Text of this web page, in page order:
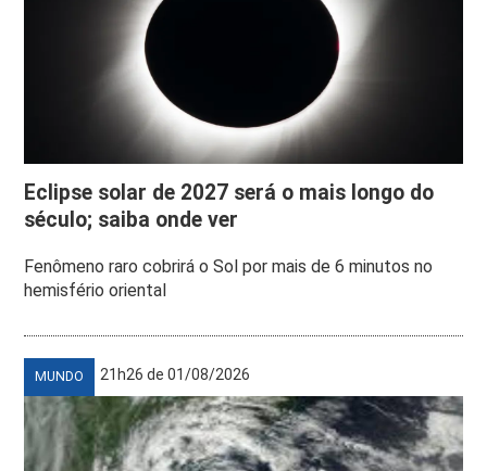
Eclipse solar de 2027 será o mais longo do
século; saiba onde ver
Fenômeno raro cobrirá o Sol por mais de 6 minutos no
hemisfério oriental
MUNDO 21h26 de 01/08/2026